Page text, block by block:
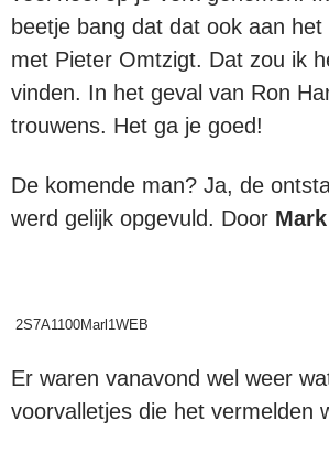
beetje bang dat dat ook aan
met Pieter Omtzigt. Dat zou ik
vinden. In het geval van Ron
trouwens. Het ga je goed!
De komende man? Ja, de
werd gelijk opgevuld. Door
2S7A1100Marl1WEB
Er waren vanavond wel weer
voorvalletjes die het vermelden